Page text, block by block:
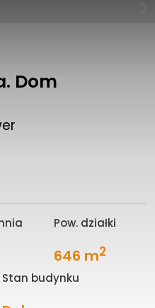
Dom
Pow. działki
646 m2
Stan budynku